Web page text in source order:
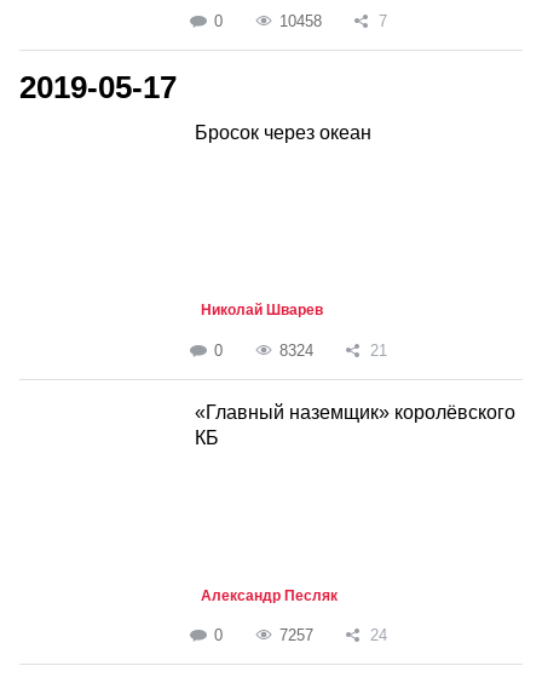
0 10458 7
2019-05-17
Бросок через океан
Николай Шварев
0 8324 21
«Главный наземщик» королёвского
КБ
Александр Песляк
0 7257 24